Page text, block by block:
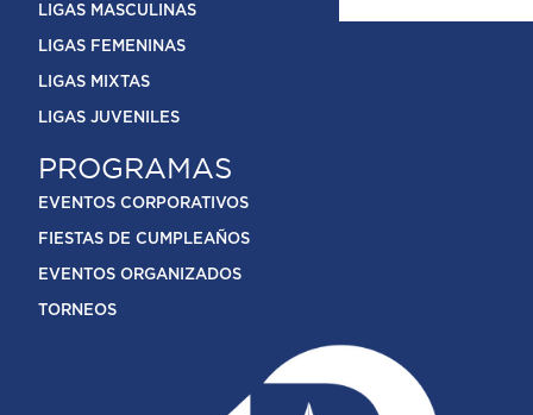
LIGAS MASCULINAS
LIGAS FEMENINAS
LIGAS MIXTAS
LIGAS JUVENILES
PROGRAMAS
EVENTOS CORPORATIVOS
FIESTAS DE CUMPLEAÑOS
EVENTOS ORGANIZADOS
TORNEOS